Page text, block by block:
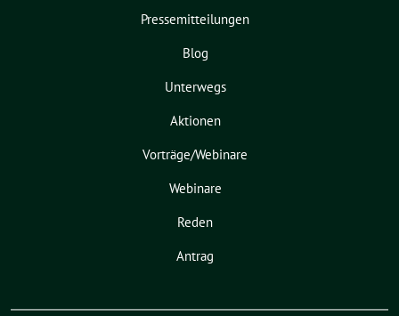
Pressemitteilungen
Blog
Unterwegs
Aktionen
Vorträge/Webinare
Webinare
Reden
Antrag